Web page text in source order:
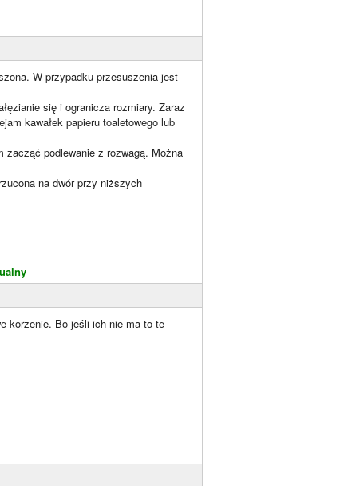
W przypadku przesuszenia jest
się i ogranicza rozmiary. Zaraz
kawałek papieru toaletowego lub
zacząć podlewanie z rozwagą. Można
na dwór przy niższych
korzenie. Bo jeśli ich nie ma to te